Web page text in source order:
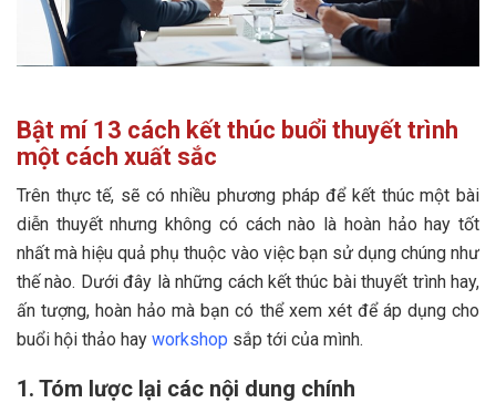
Bật mí 13 cách kết thúc buổi thuyết trình
một cách xuất sắc
Trên thực tế, sẽ có nhiều phương pháp để kết thúc một bài
diễn thuyết nhưng không có cách nào là hoàn hảo hay tốt
nhất mà hiệu quả phụ thuộc vào việc bạn sử dụng chúng như
thế nào. Dưới đây là những cách kết thúc bài thuyết trình hay,
ấn tượng, hoàn hảo mà bạn có thể xem xét để áp dụng cho
buổi hội thảo hay workshop sắp tới của mình.
1. Tóm lược lại các nội dung chính